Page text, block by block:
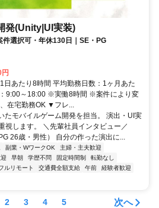
発(Unity|UI実装)
選択可・年休130日｜SE・PG
日あたり8時間 平均勤務日数：1ヶ月あた
9:00～18:00 ※実働8時間 ※案件により変
在宅勤務OK ▼フレ...
たモバイルゲーム開発を担当。 演出・UI実
視します。 ＼先輩社員インタビュー／
26歳・男性） 自分の作った演出に...
副業・WワークOK
主婦・主夫歓迎
早朝 学歴不問 固定時間制
転勤なし
ルリモート 交通費全額支給 午前
経験者歓迎
2 3 4 5 次へ